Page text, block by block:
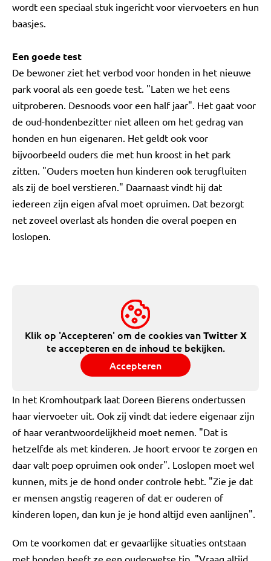
wordt een speciaal stuk ingericht voor viervoeters en hun
baasjes.
Een goede test
De bewoner ziet het verbod voor honden in het nieuwe
park vooral als een goede test. "Laten we het eens
uitproberen. Desnoods voor een half jaar". Het gaat voor
de oud-hondenbezitter niet alleen om het gedrag van
honden en hun eigenaren. Het geldt ook voor
bijvoorbeeld ouders die met hun kroost in het park
zitten. "Ouders moeten hun kinderen ook terugfluiten
als zij de boel verstieren." Daarnaast vindt hij dat
iedereen zijn eigen afval moet opruimen. Dat bezorgt
net zoveel overlast als honden die overal poepen en
loslopen.
Klik op 'Accepteren' om de cookies vanTwitter X
te accepteren en de inhoud te bekijken.
Accepteren
In het Kromhoutpark laat Doreen Bierens ondertussen
haar viervoeter uit. Ook zij vindt dat iedere eigenaar zijn
of haar verantwoordelijkheid moet nemen. "Dat is
hetzelfde als met kinderen. Je hoort ervoor te zorgen en
daar valt poep opruimen ook onder". Loslopen moet wel
kunnen, mits je de hond onder controle hebt. "Zie je dat
er mensen angstig reageren of dat er ouderen of
kinderen lopen, dan kun je je hond altijd even aanlijnen".
Om te voorkomen dat er gevaarlijke situaties ontstaan
met honden heeft ze een ouderwetse tip. "Vraag altijd